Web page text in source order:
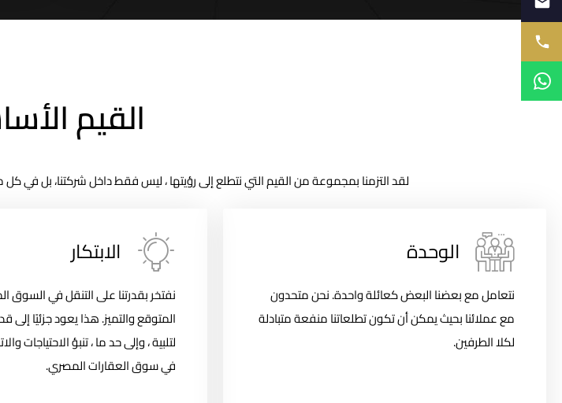
القيم
لقد التزمنا بمجموعة من القيم التي نتطلع إلى رؤيتها ، ليس فقط داخل شركتنا،
الوحدة
نتعامل مع بعضنا البعض كعائلة واحدة. نحن متحدون
مع عملائنا بحيث يمكن أن تكون تطلعاتنا منفعة متبادلة
لكلا الطرفين.
الابتكار
نفتخر بقدرتنا على التنقل في السوق
المتوقع والتميز. هذا يعود جزئيًا إلى
لتلبية ، وإلى حد ما ، تنبؤ الاحتياجات
في سوق العقارات المصري.